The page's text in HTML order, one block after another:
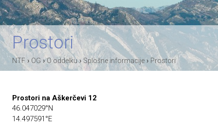
Prostori
NTF › OG ›O oddelku›Splošne informacije› Prostori
Prostori na Aškerčevi 12
46.047029°N
14.497591°E